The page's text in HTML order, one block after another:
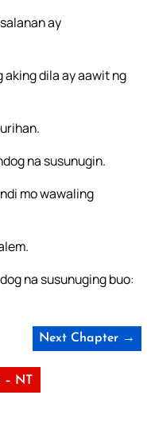
ay
aking dila ay aawit ng
na susunugin.
mo wawaling
na susunuging buo:
Next Chapter →
– NT